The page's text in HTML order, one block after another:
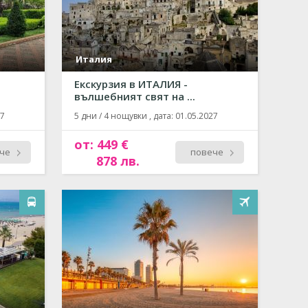
Италия
Екскурзия в ИТАЛИЯ -
вълшебният свят на ...
5 дни / 4 нощувки , дата: 01.05.2027
от: 449 €
878 лв.
повече